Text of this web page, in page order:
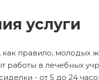
услуги
правило, молодых
работы в лечебных
- от 5 до 24